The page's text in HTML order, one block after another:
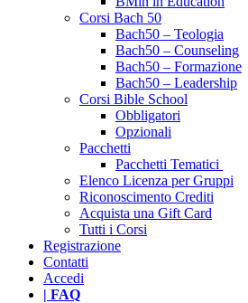
Corsi Bach 50
Bach50 – Teologia
Bach50 – Counseling
Bach50 – Formazione
Bach50 – Leadership
Corsi Bible School
Obbligatori
Opzionali
Pacchetti
Pacchetti Tematici
Elenco Licenza per Gruppi
Riconoscimento Crediti
Acquista una Gift Card
Tutti i Corsi
Registrazione
Contatti
Accedi
| FAQ